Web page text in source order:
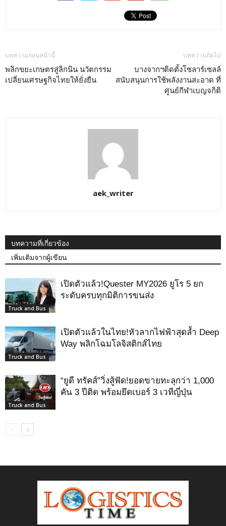
บทความก่อนหน้านี้
พลิกขยะเกษตรสู่ลิกนิน นวัตกรรม
เปลี่ยนเศรษฐกิจไทยให้ยั่งยืน
บทความถัดไป
บางจากฯติดตั้งโซลาร์เซลล์
สนับสนุนการใช้พลังงานสะอาด ที่
ศูนย์กีฬาเบญจกิติ
aek_writer
บทความที่เกี่ยวข้อง
เพิ่มเติมจากผู้เขียน
Truck and Bus
เปิดตัวแล้ว!Quester MY2026 ยูโร 5 ยก
ระดับครบทุกมิติการขนส่ง
Truck and Bus
เปิดตัวแล้วในไทย!หัวลากไฟฟ้าสุดล้ำ Deep
Way พลิกโฉมโลจิสติกส์ไทย
Truck and Bus
“ยูดี ทรัคส์”วิ่งสู้ฟัด!ยอดขายทะลุกว่า 1,000
คัน 3 ปีติด พร้อมยึดเบอร์ 3 เวทีญี่ปุ่น